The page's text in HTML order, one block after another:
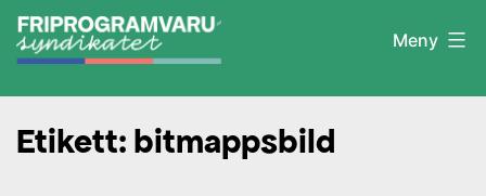
Hoppa
till
innehåll
Friprogramvarusyndikatet
Meny
Etikett: bitmappsbild